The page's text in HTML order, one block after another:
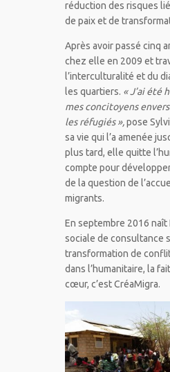
réduction des risques
de paix et de
Après avoir passé cinq
chez elle en 2009 et
l’interculturalité et du
les quartiers. « J’ai été
mes concitoyens
les réfugiés »,pose
sa vie qui l’a amenée
plus tard, elle quitte
compte pour
de la question de
migrants.
En septembre 2016
sociale de consultance
transformation de
dans l’humanitaire, la
cœur, c’est CréaMigra.